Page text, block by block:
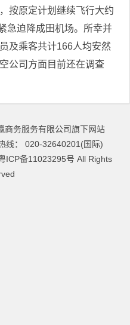
按原定计划继续飞行大约
急迫降成田机场。所幸并
及乘客共计166人均安然
公司方面目前还在调查
商务服务有限公司旗下网站
线： 020-32640201(国际)
ICP备11023295号 All Rights